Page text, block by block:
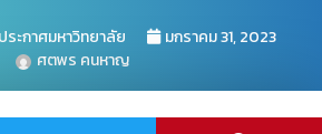
ประกาศมหาวิทยาลัย
มกราคม 31, 2023
ศตพร คนหาญ